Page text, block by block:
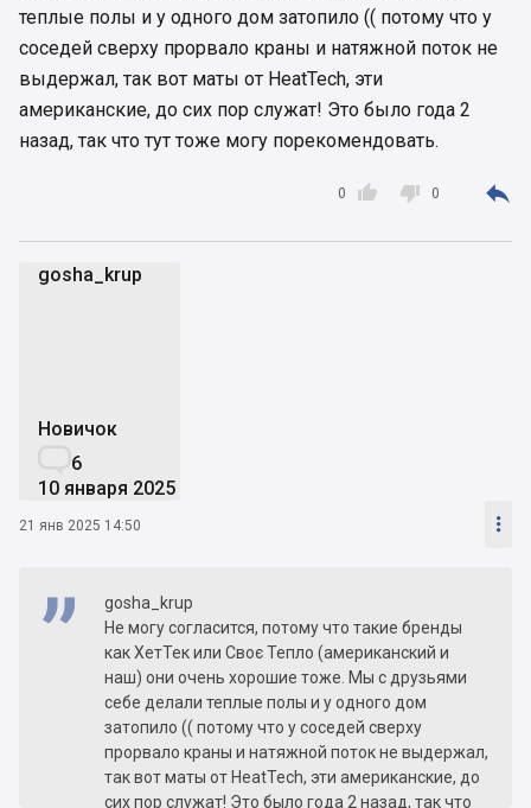
ближайшие 20-25 лет можно не беспокоиться.
теплые полы и у одного дом затопило (( потому что у
соседей сверху прорвало краны и натяжной поток не
выдержал, так вот маты от HeatTech, эти
американские, до сих пор служат! Это было года 2
назад, так что тут тоже могу порекомендовать.

0  0 
gosha_krup
Новичок
6
10 января 2025
21 янв 2025 14:50 
gosha_krup
Не могу согласится, потому что такие бренды
как ХетТек или Своє Тепло (американский и
наш) они очень хорошие тоже. Мы с друзьями
себе делали теплые полы и у одного дом
затопило (( потому что у соседей сверху
прорвало краны и натяжной поток не выдержал,
так вот маты от HeatTech, эти американские, до
сих пор служат! Это было года 2 назад, так что